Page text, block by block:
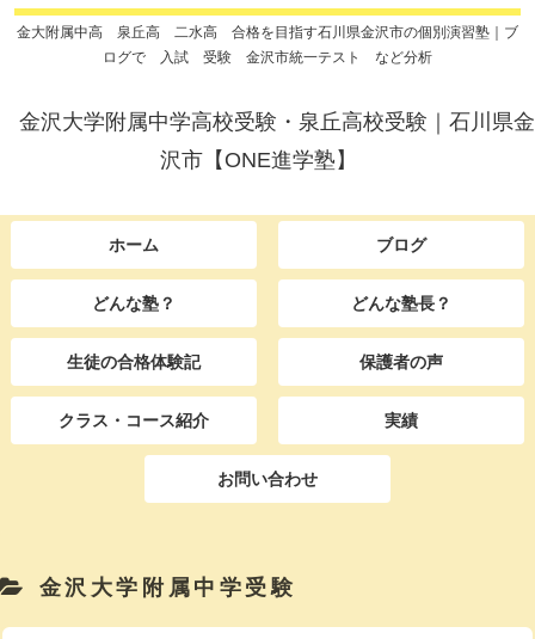
金大附属中高 泉丘高 二水高 合格を目指す石川県金沢市の個別演習塾｜ブ
ログで 入試 受験 金沢市統一テスト など分析
金沢大学附属中学高校受験・泉丘高校受験｜石川県金
沢市【ONE進学塾】
ホーム ブログ
どんな塾？ どんな塾長？
生徒の合格体験記 保護者の声
クラス・コース紹介 実績
お問い合わせ
金沢大学附属中学受験